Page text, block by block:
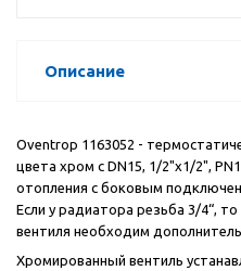
Описание
Oventrop 1163052 -
цвета хром с DN15, 1/2"x1/2",
отопления с боковым
Если у радиатора резьба 3/4“,
вентиля необходим
Хромированный вентиль